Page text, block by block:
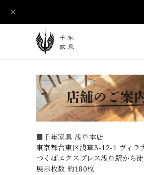
■千年家具 浅草本店
東京都台東区浅草3-12-1 ヴィラ
つくばエクスプレス浅草駅から
展示枚数 約180枚